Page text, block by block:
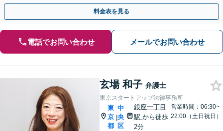
ですべてお任せください【電話・オンライン相談可】
料金表を見る
電話でお問い合わせ メールでお問い合わせ
玄場 和子 弁護士
東京スタートアップ法律事務所
東
京
都
|
中
央
区
銀座一丁目
駅 から徒歩
2分
営業時間：06:30~
22:00（土日祝日）